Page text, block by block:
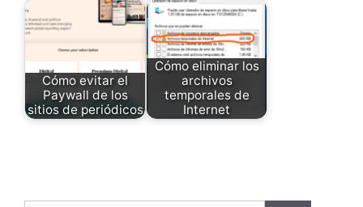
Cómo evitar el
Paywall de los
sitios de periódicos
Cómo eliminar los
archivos
temporales de
Internet